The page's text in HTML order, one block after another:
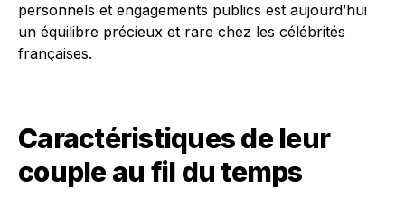
personnels et engagements publics est aujourd’hui
un équilibre précieux et rare chez les célébrités
françaises.
Caractéristiques de leur
couple au fil du temps